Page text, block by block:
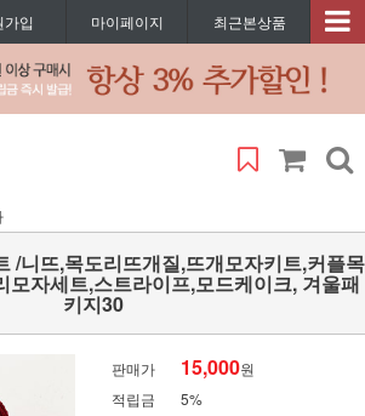
가입 마이페이지 최근본상품
/니뜨,목도리뜨개질,뜨개모자키트,커플목
모자세트,스트라이프,모드케이크, 겨울패
키지30
판매가 15,000원
적립금
5%